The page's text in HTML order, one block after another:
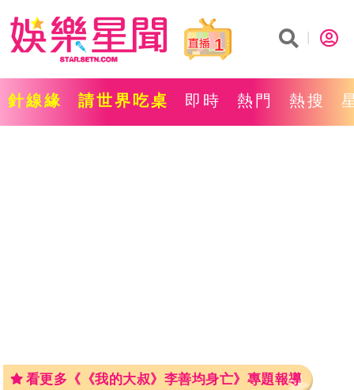
1
針線緣 請世界吃桌 即時 熱門 熱搜
看更多《《我的大叔》李善均身亡》專題報導